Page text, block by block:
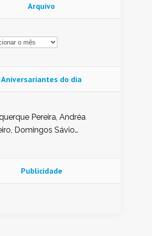
Arquivo
Aniversariantes do dia
Pereira, Andréa
Domingos Sávio
de Sena, Fátima Peixoto,
Pereira, Kátia Mesel,
Publicidade